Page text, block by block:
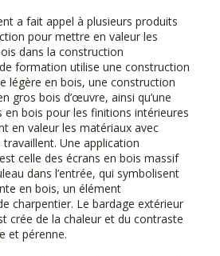
a fait appel à plusieurs produits
pour mettre en valeur les
dans la construction
formation utilise une construction
légère en bois, une construction
gros bois d’œuvre, ainsi qu’une
bois pour les finitions intérieures
en valeur les matériaux avec
Une application
celle des écrans en bois massif
dans l’entrée, qui symbolisent
en bois, un élément
charpentier. Le bardage extérieur
crée de la chaleur et du contraste
et pérenne.